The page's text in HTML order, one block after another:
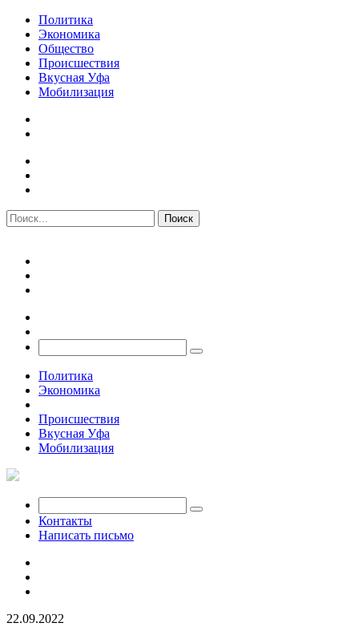
Политика
Экономика
Общество
Происшествия
Вкусная Уфа
Мобилизация
Политика
Экономика
Происшествия
Вкусная Уфа
Мобилизация
Контакты
Написать письмо
22.09.2022